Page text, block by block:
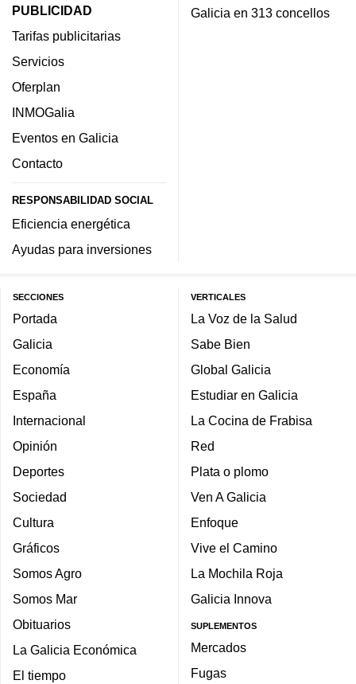
PUBLICIDAD
Tarifas publicitarias
Servicios
Oferplan
INMOGalia
Eventos en Galicia
Contacto
RESPONSABILIDAD SOCIAL
Eficiencia energética
Ayudas para inversiones
Galicia en 313 concellos
SECCIONES
Portada
Galicia
Economía
España
Internacional
Opinión
Deportes
Sociedad
Cultura
Gráficos
Somos Agro
Somos Mar
Obituarios
La Galicia Económica
El tiempo
VERTICALES
La Voz de la Salud
Sabe Bien
Global Galicia
Estudiar en Galicia
La Cocina de Frabisa
Red
Plata o plomo
Ven A Galicia
Enfoque
Vive el Camino
La Mochila Roja
Galicia Innova
SUPLEMENTOS
Mercados
Fugas